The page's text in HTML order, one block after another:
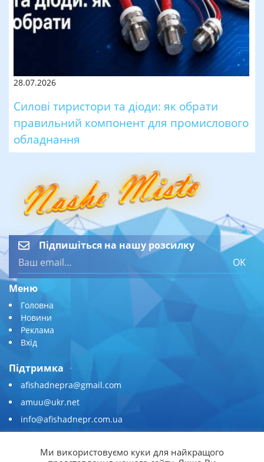
28.07.2026
Силові тиристори та діоди: як обрати
правильний компонент для промислового
обладнання
Підпишіться на нашу розсилку
OK
Меню
Головна
Новини
Реклама
Вхід
Підтримка
afishadnepra@gmail.com
amuu@ukr.net
info@afishadnepr.com.ua
Ми використовуємо куки для найкращого